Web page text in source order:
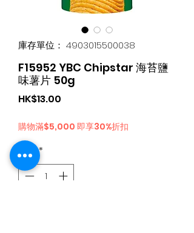
庫存單位： 4903015500038
F15952 YBC Chipstar 海苔鹽
味薯片 50g
HK$13.00
購物滿$5,000 即享30%折扣
數量 *